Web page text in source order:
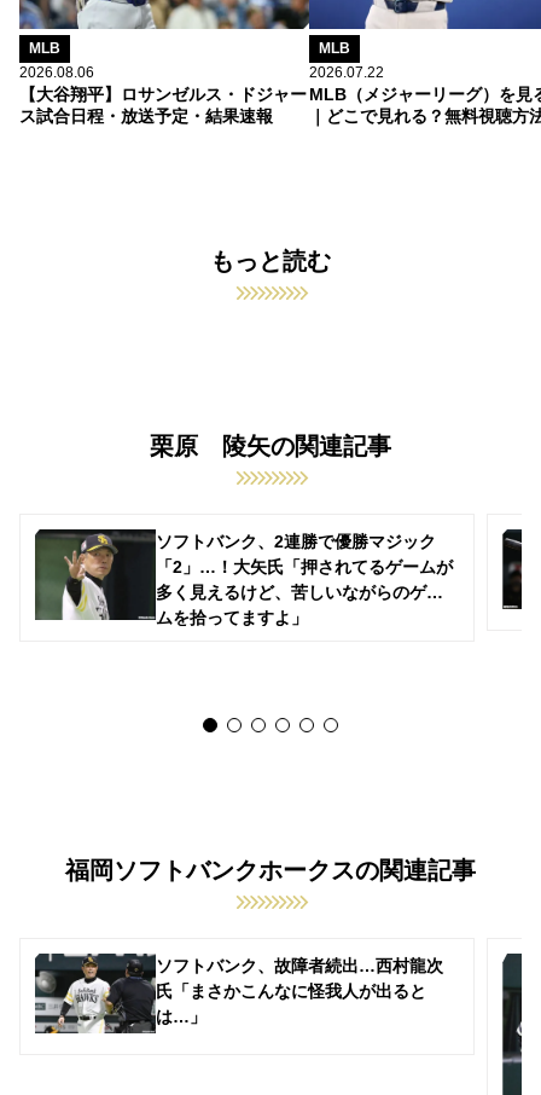
MLB
2026.08.06
【大谷翔平】ロサンゼルス・ドジャー
ス試合日程・放送予定・結果速報
MLB
2026.07.22
MLB（メジャーリーグ）を見
｜どこで見れる？無料視聴方
もっと読む
栗原 陵矢の関連記事
ソフトバンク、2連勝で優勝マジック
「2」…！大矢氏「押されてるゲームが
多く見えるけど、苦しいながらのゲー
ムを拾ってますよ」
福岡ソフトバンクホークスの関連記事
ソフトバンク、故障者続出…西村龍次
氏「まさかこんなに怪我人が出ると
は…」